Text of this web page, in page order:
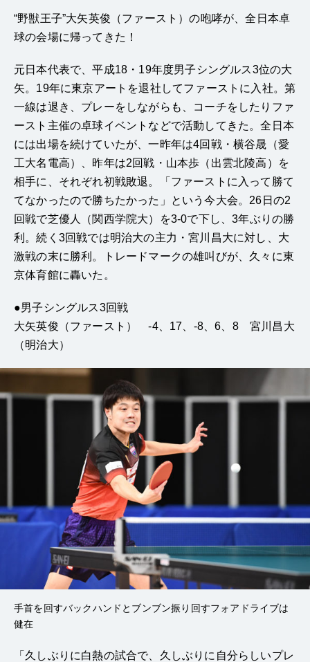
“野獣王子”大矢英俊（ファースト）の咆哮が、全日本卓
球の会場に帰ってきた！
元日本代表で、平成18・19年度男子シングルス3位の大
矢。19年に東京アートを退社してファーストに入社。第
一線は退き、プレーをしながらも、コーチをしたりファ
ースト主催の卓球イベントなどで活動してきた。全日本
には出場を続けていたが、一昨年は4回戦・横谷晟（愛
工大名電高）、昨年は2回戦・山本歩（出雲北陵高）を
相手に、それぞれ初戦敗退。「ファーストに入って勝て
てなかったので勝ちたかった」という今大会。26日の2
回戦で芝優人（関西学院大）を3-0で下し、3年ぶりの勝
利。続く3回戦では明治大の主力・宮川昌大に対し、大
激戦の末に勝利。トレードマークの雄叫びが、久々に東
京体育館に轟いた。
●男子シングルス3回戦
大矢英俊（ファースト） -4、17、-8、6、8 宮川昌大
（明治大）
手首を回すバックハンドとブンブン振り回すフォアドライブは
健在
「久しぶりに白熱の試合で、久しぶりに自分らしいプレ